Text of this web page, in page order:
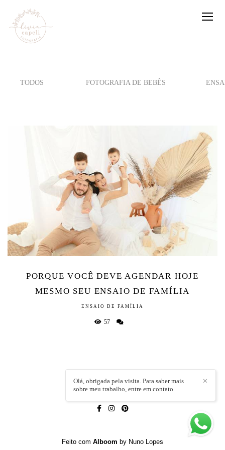
TODOS FOTOGRAFIA DE BEBÊS
PORQUE VOCÊ DEVE AGENDAR HOJE
MESMO SEU ENSAIO DE FAMÍLIA
ENSAIO DE FAMÍLIA
57
LÍVIA CAPELI/CONTATO
✕
Olá, obrigada pela visita. Para saber mais
sobre meu trabalho, entre em contato.
Feito com Alboom by Nuno Lopes